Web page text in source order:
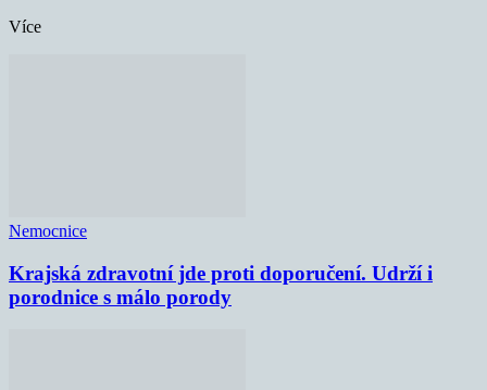
Více
Nemocnice
Krajská zdravotní jde proti doporučení. Udrží i
porodnice s málo porody